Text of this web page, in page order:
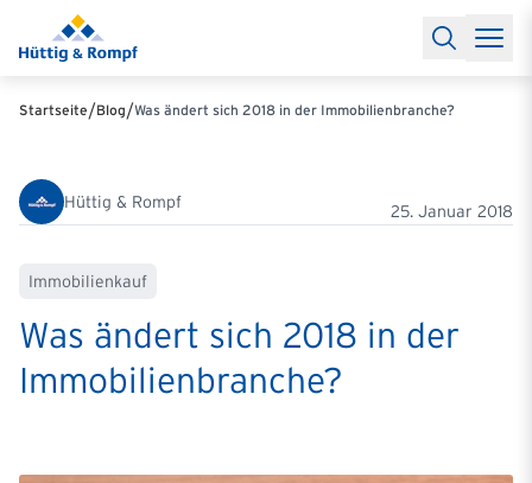
Baufinanzierung
RechnerBaufinanzierungsrechner
Anschlussfinanzierung
Partnerschaft
Partner werden
Käuferprofile 2026
News & Events
Über unsIhre Ansprechpartner
Startseite/Blog/Was ändert sich 2018 in der Immobilienbranche?
Hüttig & Rompf 25. Januar 2018
Immobilienkauf
Was ändert sich 2018 in der
Immobilienbranche?